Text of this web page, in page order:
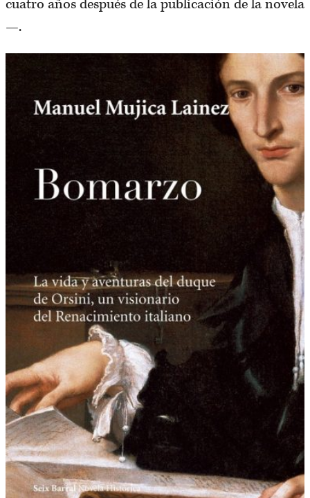
cuatro años después de la publicación de la novela
—.